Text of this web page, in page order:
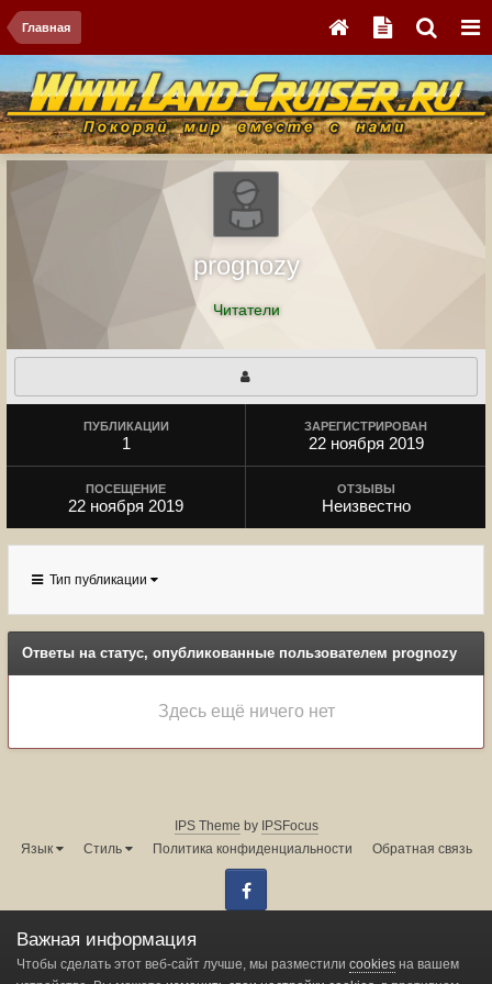
Главная
prognozy
Читатели
ПУБЛИКАЦИИ
1
ЗАРЕГИСТРИРОВАН
22 ноября 2019
ПОСЕЩЕНИЕ
22 ноября 2019
ОТЗЫВЫ
Неизвестно
Тип публикации
Ответы на статус, опубликованные пользователем prognozy
Здесь ещё ничего нет
IPS Theme by IPSFocus
Язык
Стиль Политика конфиденциальности Обратная связь
Администрация форума:
Powered by Invision Community
Важная информация
Чтобы сделать этот веб-сайт лучше, мы разместили cookies на вашем